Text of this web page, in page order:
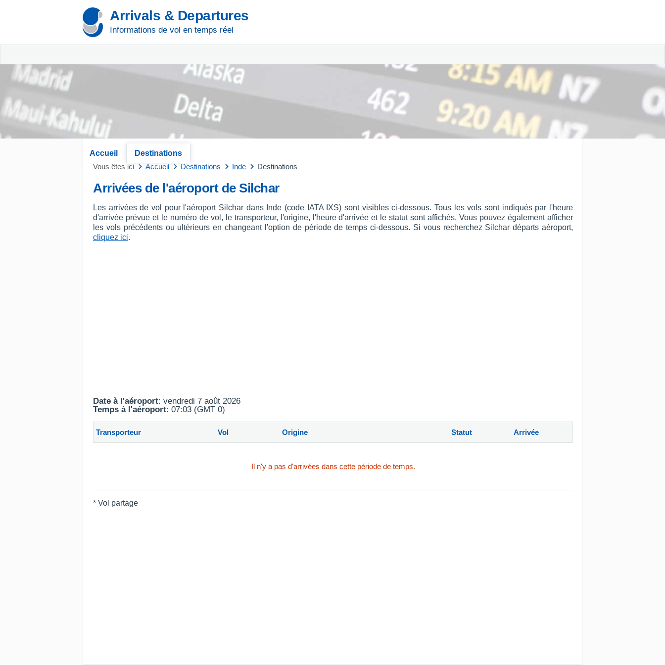
Arrivals & Departures
Informations de vol en temps réel
Accueil
Destinations
Vous êtes ici
Accueil Destinations Inde Destinations
Arrivées de l'aéroport de Silchar
Les arrivées de vol pour l'aéroport Silchar dans Inde (code IATA IXS) sont visibles ci-dessous. Tous les vols sont indiqués par l'heure
d'arrivée prévue et le numéro de vol, le transporteur, l'origine, l'heure d'arrivée et le statut sont affichés. Vous pouvez également afficher
les vols précédents ou ultérieurs en changeant l'option de période de temps ci-dessous. Si vous recherchez Silchar départs aéroport,
cliquez ici.
Date à l'aéroport: vendredi 7 août 2026
Temps à l'aéroport: 07:03 (GMT 0)
Transporteur Vol Origine Statut Arrivée
Il n'y a pas d'arrivées dans cette période de temps.
* Vol partage